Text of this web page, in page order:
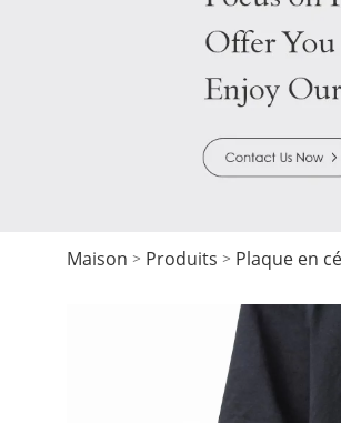
Maison > Produits > Plaque en